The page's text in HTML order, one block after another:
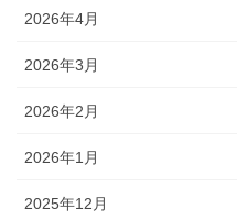
2026年4月
2026年3月
2026年2月
2026年1月
2025年12月